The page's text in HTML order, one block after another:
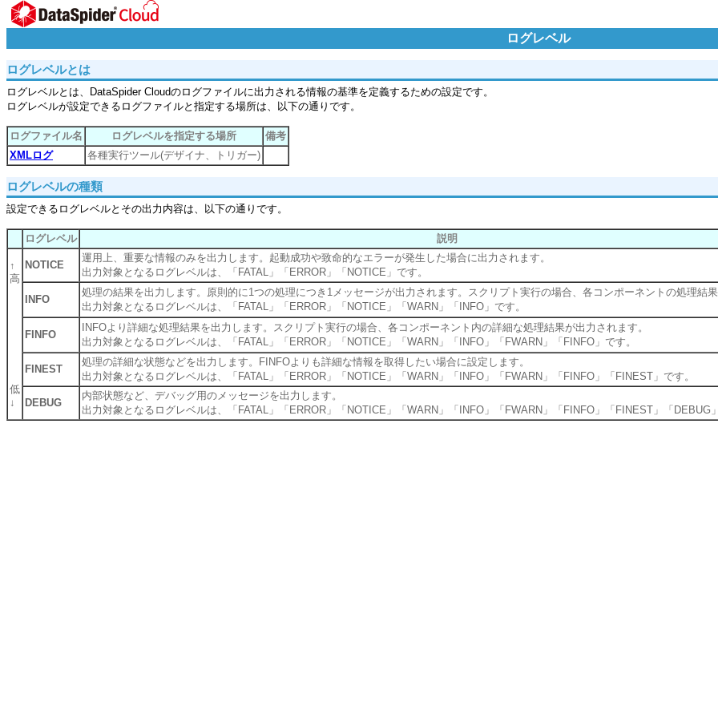
ログレベル
ログレベルとは
ログレベルとは、DataSpider Cloudのログファイルに出力される情報の基準を定義するための設定です。
ログレベルが設定できるログファイルと指定する場所は、以下の通りです。
ログファイル名 ログレベルを指定する場所
備考
XMLログ
各種実行ツール(デザイナ、トリガー)
ログレベルの種類
設定できるログレベルとその出力内容は、以下の通りです。
ログレベル 説明
↑
高
低
↓
NOTICE
運用上、重要な情報のみを出力します。起動成功や致命的なエラーが発生した場合に出力されます。
出力対象となるログレベルは、「FATAL」「ERROR」「NOTICE」です。
INFO
処理の結果を出力します。原則的に1つの処理につき1メッセージが出力されます。スクリプト実行の場合、各コンポーネントの処理結果
出力対象となるログレベルは、「FATAL」「ERROR」「NOTICE」「WARN」「INFO」です。
FINFO
INFOより詳細な処理結果を出力します。スクリプト実行の場合、各コンポーネント内の詳細な処理結果が出力されます。
出力対象となるログレベルは、「FATAL」「ERROR」「NOTICE」「WARN」「INFO」「FWARN」「FINFO」です。
FINEST
処理の詳細な状態などを出力します。FINFOよりも詳細な情報を取得したい場合に設定します。
出力対象となるログレベルは、「FATAL」「ERROR」「NOTICE」「WARN」「INFO」「FWARN」「FINFO」「FINEST」です。
DEBUG
内部状態など、デバッグ用のメッセージを出力します。
出力対象となるログレベルは、「FATAL」「ERROR」「NOTICE」「WARN」「INFO」「FWARN」「FINFO」「FINEST」「DEBUG